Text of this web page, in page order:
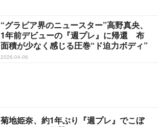
“グラビア界のニュースター”高野真央、
1年前デビューの『週プレ』に帰還 布
面積が少なく感じる圧巻“ド迫力ボディ”
2026-04-06
菊地姫奈、約1年ぶり『週プレ』でこぼ